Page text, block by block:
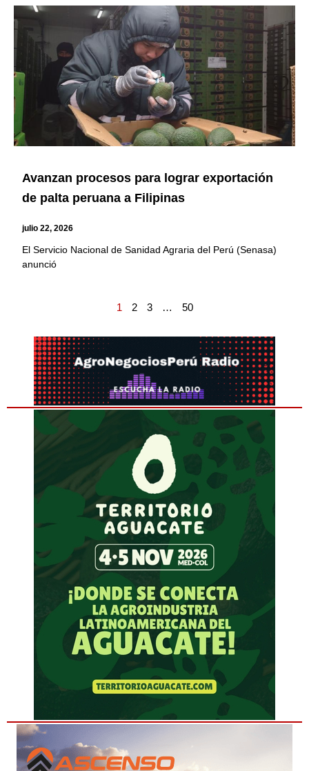
Avanzan procesos para lograr exportación
de palta peruana a Filipinas
julio 22, 2026
El Servicio Nacional de Sanidad Agraria del Perú (Senasa)
anunció
1 2 3 … 50